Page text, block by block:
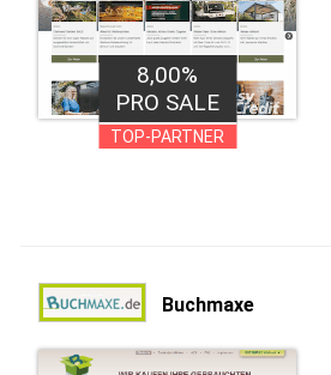
8,00%
PRO SALE
TOP-PARTNER
Buchmaxe